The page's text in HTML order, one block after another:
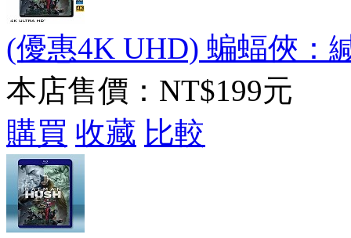
(優惠4K UHD) 蝙蝠俠：
本店售價： NT$199元
購買 收藏 比較